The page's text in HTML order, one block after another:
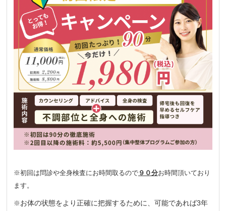
※初回は問診や全身検査にお時間取るので ９０分お時間頂いており
ます。
※ お体の状態をより正確に把握するために、可能であれば3年